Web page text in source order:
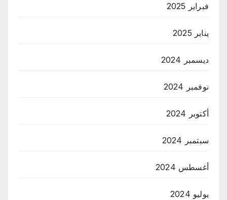
فبراير 2025
يناير 2025
ديسمبر 2024
نوفمبر 2024
أكتوبر 2024
سبتمبر 2024
أغسطس 2024
يوليو 2024